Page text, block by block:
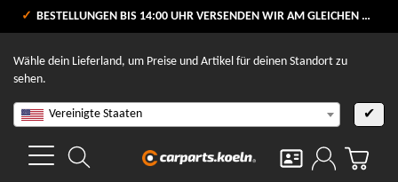
VERSANDKOSTENFREI AB 80 €
BESTELLUNGEN BIS 14:00 UHR VERSENDEN WIR AM GLEICHEN WERKTAG
Wähle dein Lieferland, um Preise und Artikel für deinen Standort zu
sehen.
Vereinigte Staaten ✔